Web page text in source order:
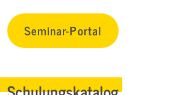
Seminar-Portal